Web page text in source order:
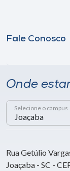
Fale Conosco
Onde
Selecione o campus
Rua Getúlio
Joaçaba - SC -